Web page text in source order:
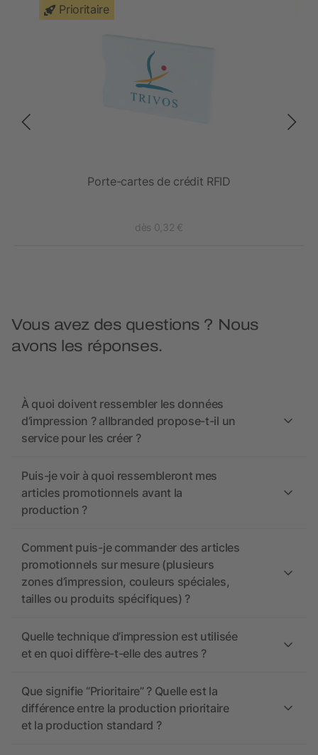
Prioritaire
Porte-cartes de crédit RFID
dès 0,32 €
Vous avez des questions ? Nous
avons les réponses.
À quoi doivent ressembler les données
d’impression ? allbranded propose-t-il un
service pour les créer ?
Puis-je voir à quoi ressembleront mes
articles promotionnels avant la
production ?
Comment puis-je commander des articles
promotionnels sur mesure (plusieurs
zones d’impression, couleurs spéciales,
tailles ou produits spécifiques) ?
Quelle technique d’impression est utilisée
et en quoi diffère-t-elle des autres ?
Que signifie “Prioritaire” ? Quelle est la
différence entre la production prioritaire
et la production standard ?